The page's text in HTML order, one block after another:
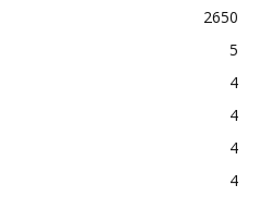
2650
5
4
4
4
4